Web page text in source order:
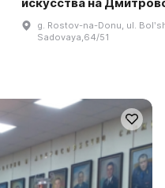
g. Rostov-na-Donu, ul.
Sadovaya,64/51